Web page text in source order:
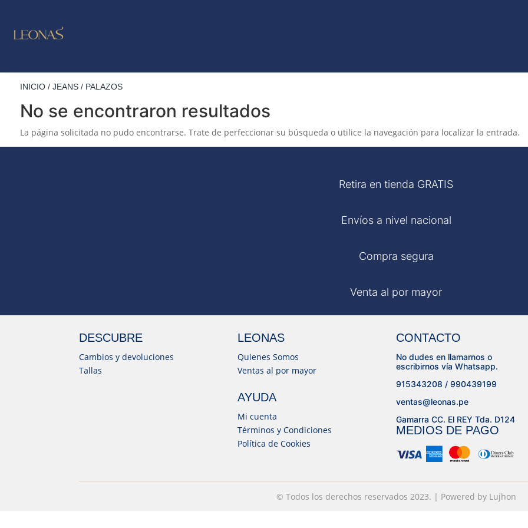
INICIO/ JEANS/ PALAZOS
No se encontraron resultados
La página solicitada no pudo encontrarse. Trate de perfeccionar su búsqueda o utilice la navegación para localizar la entrada.
Retira en tienda GRATIS
Envíos a nivel nacional
Compra segura
Venta al por mayor
DESCUBRE
Cambios y devoluciones
Tallas
LEONAS
Quienes Somos
Ventas al por mayor
AYUDA
Mi cuenta
Términos y Condiciones
Política de Cookies
CONTACTO
No dudes en llamarnos o
escribirnos vía Whatsapp.
915343208 / 990439199
ventas@leonas.pe
Gamarra CC. El REY Tda. D124
MEDIOS DE PAGO
© Desarrollado porLujhon – Agencia de Marketing Digital
© Todos los derechos reservados 2023. | Powered by Lujhon